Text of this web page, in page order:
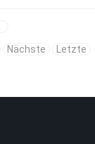
Nächste Letzte